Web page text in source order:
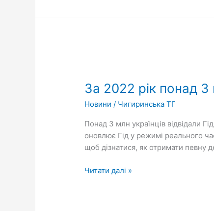
За 2022 рік понад 3
Новини / Чигиринська ТГ
Понад 3 млн українців відвідали
оновлює Гід у режимі реального
щоб дізнатися, як отримати певну
рік
3
млн
українців
відвідали
з
Читати далі »